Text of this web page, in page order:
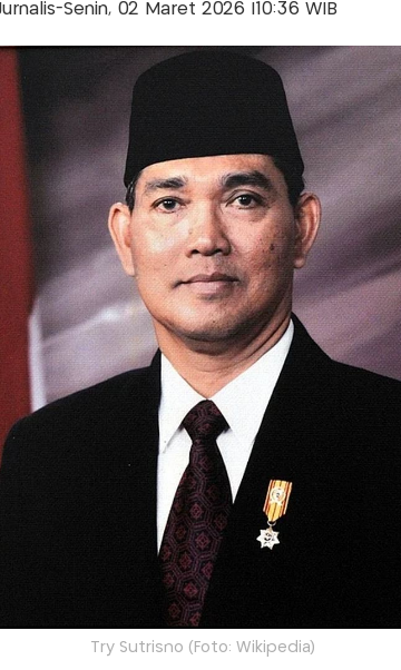
Senin, 02 Maret 2026 |10:36 WIB
Try Sutrisno (Foto: Wikipedia)